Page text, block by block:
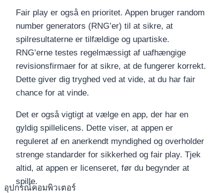
อุปกรณ์คอมพิวเตอร์
Fair play er også en prioritet. Appen bruger random
number generators (RNG’er) til at sikre, at
spilresultaterne er tilfældige og upartiske.
RNG’erne testes regelmæssigt af uafhængige
revisionsfirmaer for at sikre, at de fungerer korrekt.
Dette giver dig tryghed ved at vide, at du har fair
chance for at vinde.
Det er også vigtigt at vælge en app, der har en
gyldig spillelicens. Dette viser, at appen er
reguleret af en anerkendt myndighed og overholder
strenge standarder for sikkerhed og fair play. Tjek
altid, at appen er licenseret, før du begynder at
spille.